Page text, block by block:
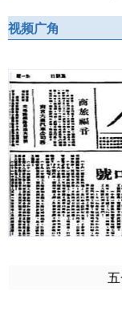
视频广角